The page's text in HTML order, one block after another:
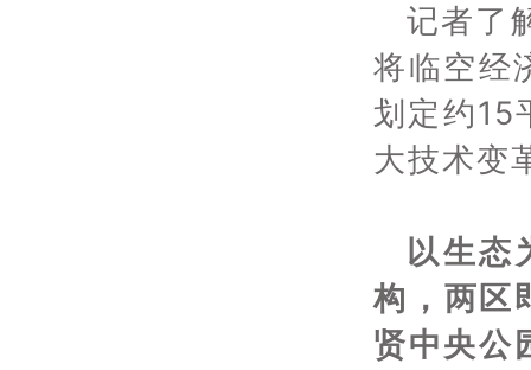
记者了
将临空经
划定约15
大技术变
以生态
构，两区
贤中央公